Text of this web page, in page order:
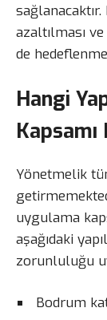
azaltılması
de
Hangi
Kapsamı
Yönetmelik
uygulama
aşağıdaki
zorunluluğu
Bodrum